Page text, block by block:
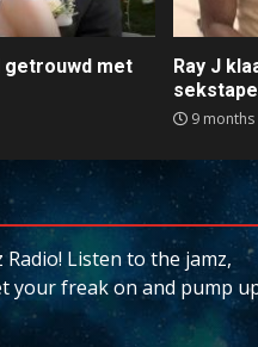
met
Ray J
sekstape
9 months
Radio! Listen to the jamz,
your freak on and pump